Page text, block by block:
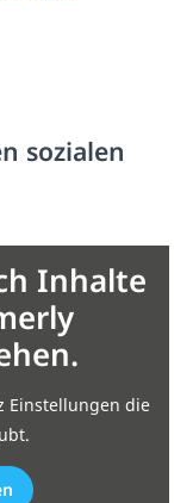
sozialen
Inhalte
Einstellungen die